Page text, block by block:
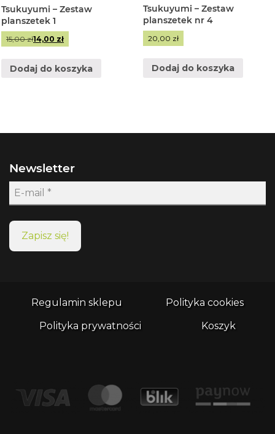
Tsukuyumi – Zestaw
planszetek 1
15,00złPierwotna
15,00 zł.
14,00 złAktualna
14,00 zł.
Dodaj do koszyka
Tsukuyumi – Zestaw
planszetek nr 4
20,00 zł
Dodaj do koszyka
Newsletter
Regulamin sklepu Polityka cookies
Polityka prywatności Koszyk